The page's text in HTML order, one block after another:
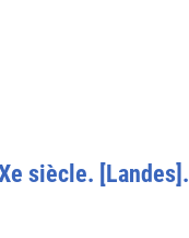
siècle. [Landes].